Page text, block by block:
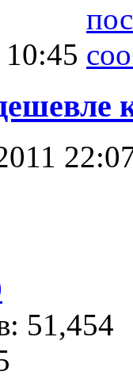
10:45
51,454